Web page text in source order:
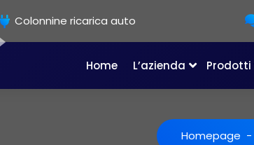
Colonnine ricarica auto
Home L’azienda Prodotti
Homepage -